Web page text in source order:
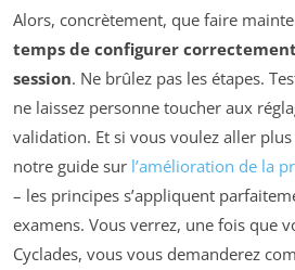
Alors, concrètement, que faire
temps de configurer
session. Ne brûlez pas les étapes.
ne laissez personne toucher aux
validation. Et si vous voulez aller
notre guide sur l’amélioration de la
– les principes s’appliquent
examens. Vous verrez, une fois que
Cyclades, vous vous demanderez